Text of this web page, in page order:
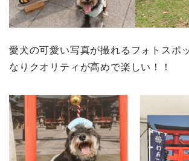
愛犬の可愛い写真が撮れるフォトスポ
なりクオリティが高めで楽しい！！